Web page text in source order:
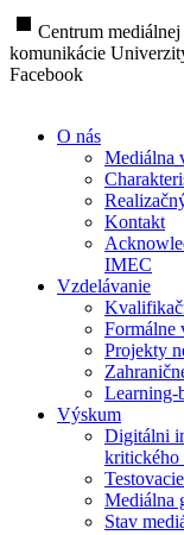
stop Centrum
komunikácie
Facebook
O nás
Mediálna
Kontakt
IMEC
Vzdelávanie
Formálne
Projekty
Learning-
Výskum
Digitálni
kritického
Mediálna
Stav